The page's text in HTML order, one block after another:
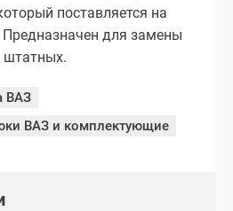
поставляется на
Предназначен для замены
ВАЗ
ВАЗ и комплектующие